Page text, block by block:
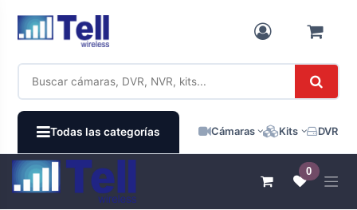
Todas las categorías Cámaras Kits DVR /
0